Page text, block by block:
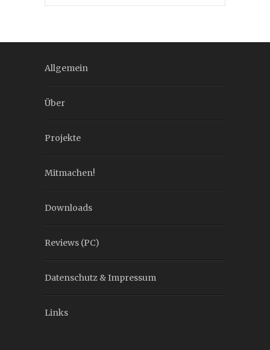
Allgemein
Über
Projekte
Mitmachen!
Downloads
Reviews (PC)
Datenschutz & Impressum
Links